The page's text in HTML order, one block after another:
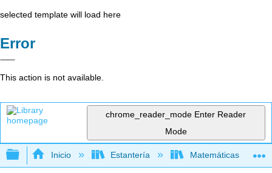
selected template will load here
Error
This action is not available.
chrome_reader_mode Enter Reader
Mode
Expandir/contraer jerarquía global
Inicio Estantería Matemáticas